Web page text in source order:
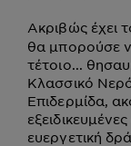
Ακριβώς έχει
θα μπορούσε
τέτοιο...
Κλασσικό
Επιδερμίδα,
ευεργετική